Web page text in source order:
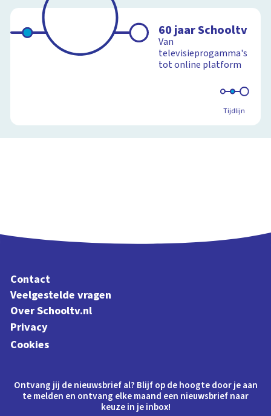
60 jaar Schooltv
Van
televisieprogamma's
tot online platform
Tijdlijn
Contact
Veelgestelde vragen
Over Schooltv.nl
Privacy
Cookies
Ontvang jij de nieuwsbrief al? Blijf op de hoogte door je aan
te melden en ontvang elke maand een nieuwsbrief naar
keuze in je inbox!